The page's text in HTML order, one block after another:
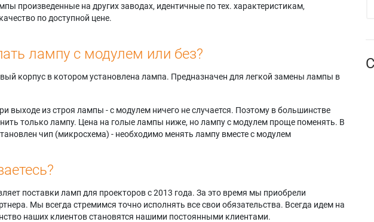
произведенные на других заводах, идентичные по тех. характеристикам,
по доступной цене.
лампу с модулем или без?
корпус в котором установлена лампа. Предназначен для легкой замены лампы в
выходе из строя лампы - с модулем ничего не случается. Поэтому в большинстве
только лампу. Цена на голые лампы ниже, но лампу с модулем проще поменять. В
чип (микросхема) - необходимо менять лампу вместе с модулем
поставки ламп для проекторов с 2013 года. За это время мы приобрели
Мы всегда стремимся точно исполнять все свои обязательства. Всегда идем на
наших клиентов становятся нашими постоянными клиентами.